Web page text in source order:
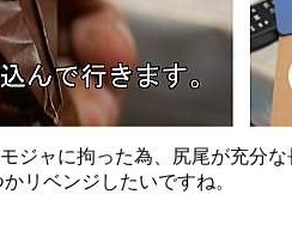
ジャに拘った為、尻尾が充分
ベンジしたいですね。